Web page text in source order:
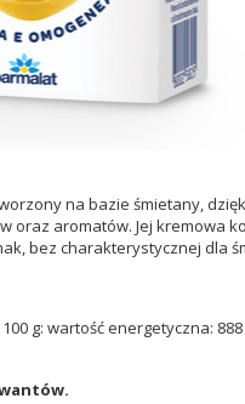
na bazie śmietany,
oraz aromatów. Jej kremowa
bez charakterystycznej dla
g: wartość energetyczna: 888